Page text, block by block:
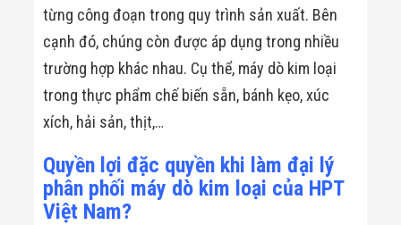
từng công đoạn trong quy trình sản xuất. Bên
cạnh đó, chúng còn được áp dụng trong nhiều
trường hợp khác nhau. Cụ thể, máy dò kim loại
trong thực phẩm chế biến sẵn, bánh kẹo, xúc
xích, hải sản, thịt,…
Quyền lợi đặc quyền khi làm đại lý
phân phối máy dò kim loại của HPT
Việt Nam?